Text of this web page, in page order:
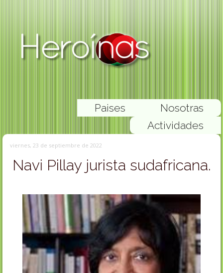
Nosotras
Paises
Actividades
viernes, 23 de septiembre de 2022
Navi Pillay jurista sudafricana.